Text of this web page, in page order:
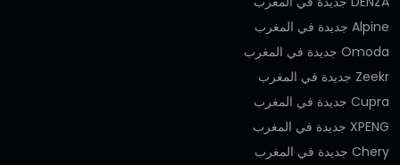
Alpine جديدة في المغرب
Omoda جديدة في المغرب
Zeekr جديدة في المغرب
Cupra جديدة في المغرب
XPENG جديدة في المغرب
Chery جديدة في المغرب